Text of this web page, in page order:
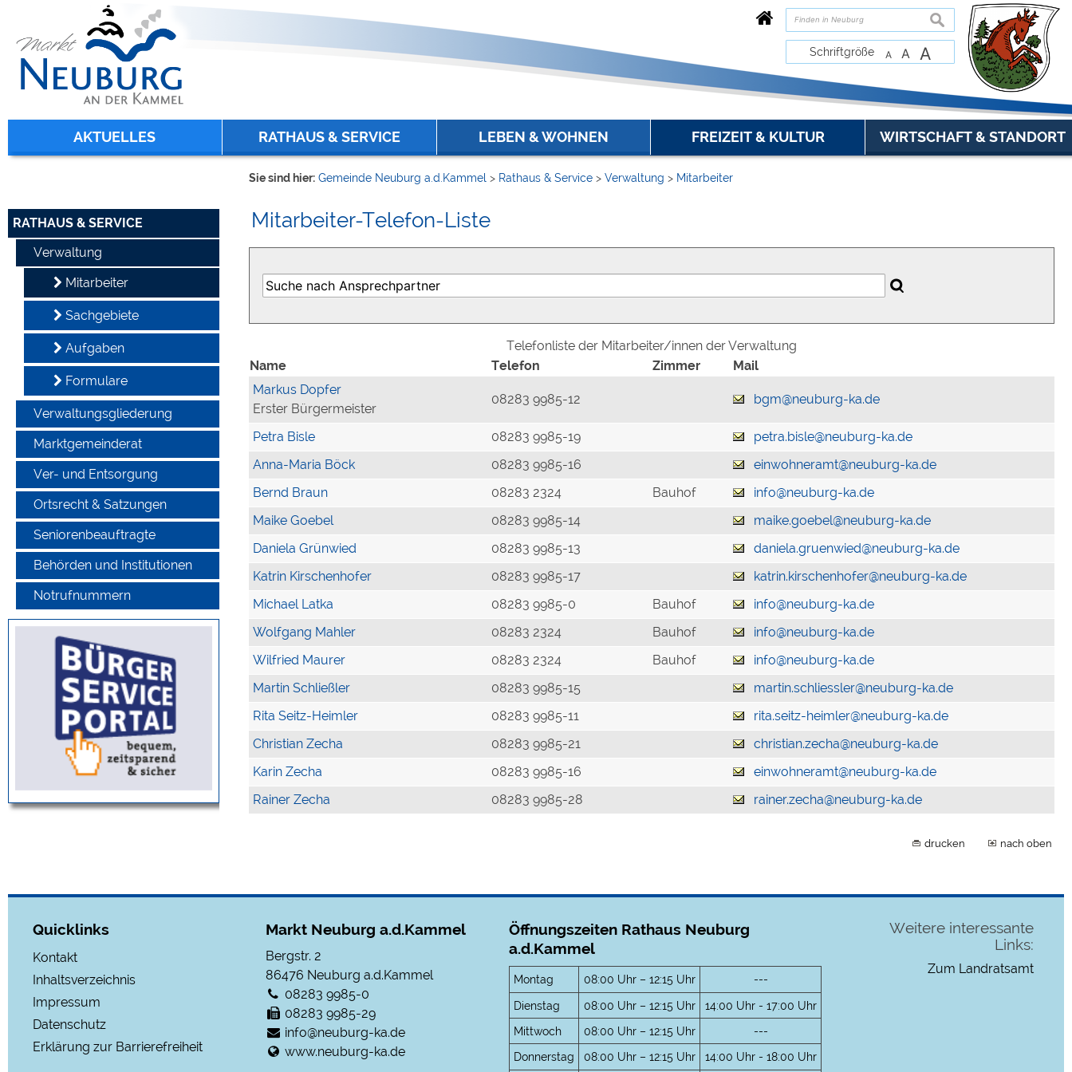
zur Navigation oder zur Startseitespringen.
suchen
Schriftgröße A A A
AKTUELLES RATHAUS & SERVICE LEBEN & WOHNEN FREIZEIT & KULTUR WIRTSCHAFT & STANDORT
RATHAUS & SERVICE
Verwaltung
Mitarbeiter
Sachgebiete
Aufgaben
Formulare
Verwaltungsgliederung
Marktgemeinderat
Ver- und Entsorgung
Ortsrecht & Satzungen
Seniorenbeauftragte
Behörden und Institutionen
Notrufnummern
Sie sind hier: Gemeinde Neuburg a.d.Kammel > Rathaus & Service > Verwaltung > Mitarbeiter
Mitarbeiter-Telefon-Liste
Telefonliste der Mitarbeiter/innen der Verwaltung
Name
Telefon Zimmer
Mail
Markus Dopfer
Erster Bürgermeister
08283 9985-12 bgm@neuburg-ka.de
Petra Bisle 08283 9985-19
petra.bisle@neuburg-ka.de
Anna-Maria Böck
08283 9985-16
einwohneramt@neuburg-ka.de
Bernd Braun
08283 2324 Bauhof
info@neuburg-ka.de
Maike Goebel
08283 9985-14
maike.goebel@neuburg-ka.de
Daniela Grünwied
08283 9985-13
daniela.gruenwied@neuburg-ka.de
Katrin Kirschenhofer
08283 9985-17
katrin.kirschenhofer@neuburg-ka.de
Michael Latka
08283 9985-0 Bauhof
info@neuburg-ka.de
Wolfgang Mahler
08283 2324 Bauhof
info@neuburg-ka.de
Wilfried Maurer
08283 2324 Bauhof
info@neuburg-ka.de
Martin Schließler
08283 9985-15
martin.schliessler@neuburg-ka.de
Rita Seitz-Heimler
08283 9985-11
rita.seitz-heimler@neuburg-ka.de
Christian Zecha
08283 9985-21
christian.zecha@neuburg-ka.de
Karin Zecha
08283 9985-16
einwohneramt@neuburg-ka.de
Rainer Zecha
08283 9985-28 rainer.zecha@neuburg-ka.de
drucken nach oben
Quicklinks
Kontakt
Inhaltsverzeichnis
Impressum
Datenschutz
Erklärung zur Barrierefreiheit
Markt Neuburg a.d.Kammel
Bergstr. 2
86476 Neuburg a.d.Kammel
08283 9985-0
08283 9985-29
info@neuburg-ka.de
www.neuburg-ka.de
Öffnungszeiten Rathaus Neuburg
a.d.Kammel
Montag 08:00 Uhr – 12:15 Uhr
---
Dienstag
08:00 Uhr – 12:15 Uhr
14:00 Uhr - 17:00 Uhr
Mittwoch
08:00 Uhr – 12:15 Uhr
---
Donnerstag
08:00 Uhr – 12:15 Uhr 14:00 Uhr - 18:00 Uhr
Weitere interessante
Links:
Zum Landratsamt